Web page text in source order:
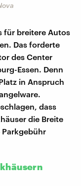
für breitere Autos
Das forderte
des Center
Essen. Denn
in Anspruch
dass
die Breite